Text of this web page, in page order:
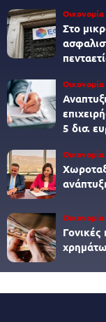
Οικονομία
Στο
Οικονομία
5 δισ.
Οικονομία
Οικονομία